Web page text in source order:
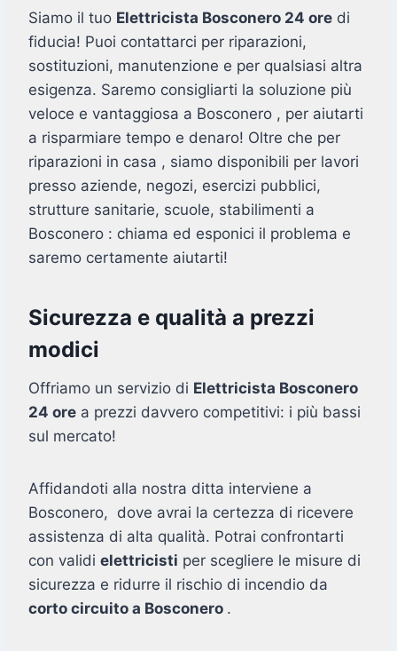
Siamo il tuo Elettricista Bosconero 24 ore di
fiducia! Puoi contattarci per riparazioni,
sostituzioni, manutenzione e per qualsiasi altra
esigenza. Saremo consigliarti la soluzione più
veloce e vantaggiosa a Bosconero , per aiutarti
a risparmiare tempo e denaro! Oltre che per
riparazioni in casa , siamo disponibili per lavori
presso aziende, negozi, esercizi pubblici,
strutture sanitarie, scuole, stabilimenti a
Bosconero : chiama ed esponici il problema e
saremo certamente aiutarti!
Sicurezza e qualità a prezzi
modici
Offriamo un servizio di Elettricista Bosconero
24 ore a prezzi davvero competitivi: i più bassi
sul mercato!
Affidandoti alla nostra ditta interviene a
Bosconero, dove avrai la certezza di ricevere
assistenza di alta qualità. Potrai confrontarti
con validi elettricisti per scegliere le misure di
sicurezza e ridurre il rischio di incendio da
corto circuito a Bosconero .